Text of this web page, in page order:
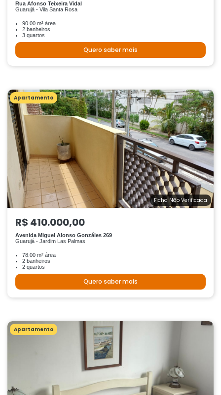
Rua Afonso Teixeira Vidal
Guarujá - Vila Santa Rosa
90.00 m² área
2 banheiros
3 quartos
Quero saber mais
Apartamento
Ficha Não Verificada
R$ 410.000,00
Avenida Miguel Alonso Gonzáles 269
Guarujá - Jardim Las Palmas
78.00 m² área
2 banheiros
2 quartos
Quero saber mais
Apartamento